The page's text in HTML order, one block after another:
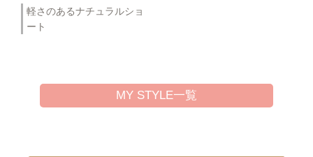
軽さのあるナチュラルショ
ート
MY STYLE一覧